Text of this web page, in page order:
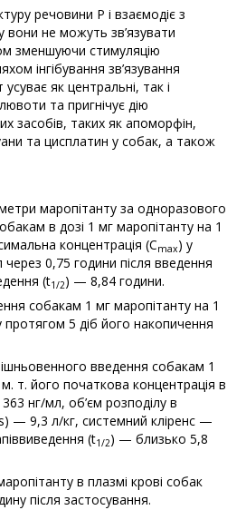
речовини P і взаємодіє з
не можуть зв’язувати
зменшуючи стимуляцію
інгібування зв’язування
як центральні, так і
та пригнічує дію
засобів, таких як апоморфін,
та цисплатин у собак, а також
маропітанту за одноразового
в дозі 1 мг маропітанту на 1
концентрація (Cmax) у
0,75 години після введення
(t1/2) — 8,84 години.
собакам 1 мг маропітанту на 1
5 діб його накопичення
введення собакам 1
т. його початкова концентрація в
нг/мл, об’єм розподілу в
— 9,3 л/кг, системний кліренс —
(t1/2) — близько 5,8
в плазмі крові собак
після застосування.